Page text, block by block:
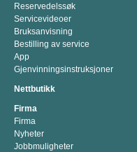
Reservedelssøk
Servicevideoer
Bruksanvisning
Bestilling av service
App
Gjenvinningsinstruksjoner
Nettbutikk
Firma
Firma
Nyheter
Jobbmuligheter